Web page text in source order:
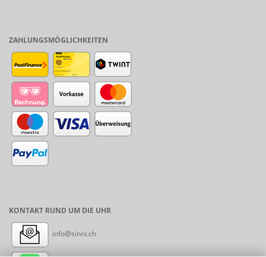
ZAHLUNGSMÖGLICHKEITEN
KONTAKT RUND UM DIE UHR
info@sinni.ch